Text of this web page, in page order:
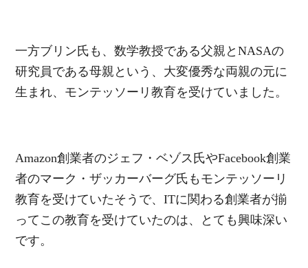
一方ブリン氏も、数学教授である父親とNASAの
研究員である母親という、大変優秀な両親の元に
生まれ、モンテッソーリ教育を受けていました。
Amazon創業者のジェフ・ベゾス氏やFacebook創業
者のマーク・ザッカーバーグ氏もモンテッソーリ
教育を受けていたそうで、ITに関わる創業者が揃
ってこの教育を受けていたのは、とても興味深い
です。